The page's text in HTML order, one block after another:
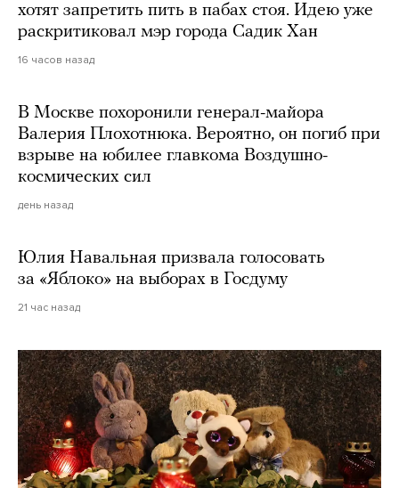
хотят запретить пить в пабах стоя. Идею уже
раскритиковал мэр города Садик Хан
16 часов назад
В Москве похоронили генерал-майора
Валерия Плохотнюка. Вероятно, он погиб при
взрыве на юбилее главкома Воздушно-
космических сил
день назад
Юлия Навальная призвала голосовать
за «Яблоко» на выборах в Госдуму
21 час назад